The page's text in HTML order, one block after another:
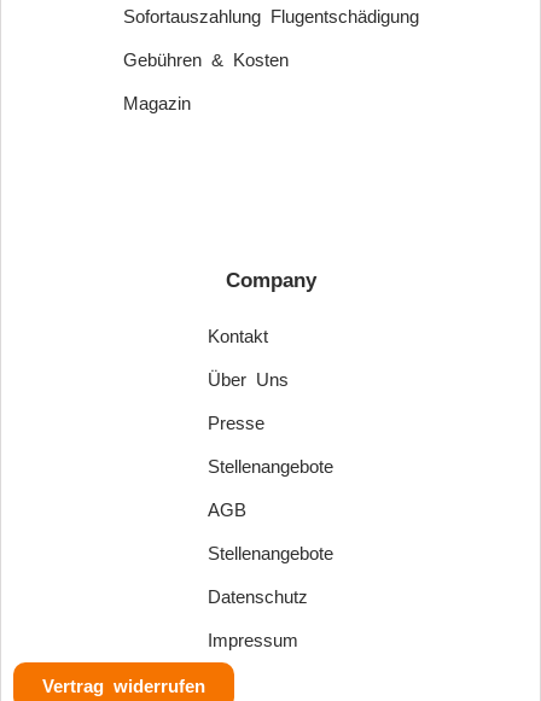
Sofortauszahlung Flugentschädigung
Gebühren & Kosten
Magazin
Company
Kontakt
Über Uns
Presse
Stellenangebote
AGB
Stellenangebote
Datenschutz
Impressum
Vertrag widerrufen